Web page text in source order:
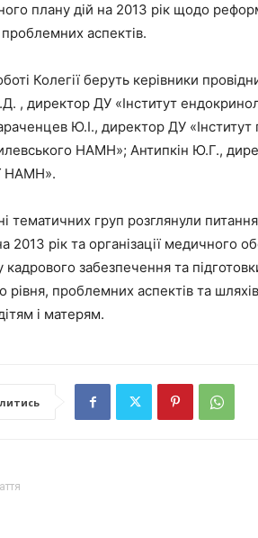
плану дій на 2013 рік щодо
аспектів.
Колегії беруть керівники
, директор ДУ «Інститут
Ю.І., директор ДУ «Інститут
НАМН»; Антипкін Ю.Г.,
НАМН».
тематичних груп розглянули
2013 рік та організації медичного
кадрового забезпечення та
рівня, проблемних аспектів та
і матерям.